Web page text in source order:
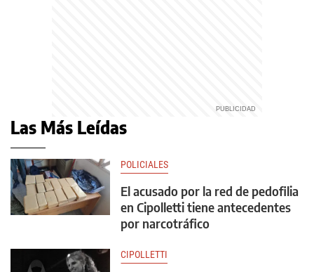
Las Más Leídas
POLICIALES
El acusado por la red de pedofilia
en Cipolletti tiene antecedentes
por narcotráfico
CIPOLLETTI